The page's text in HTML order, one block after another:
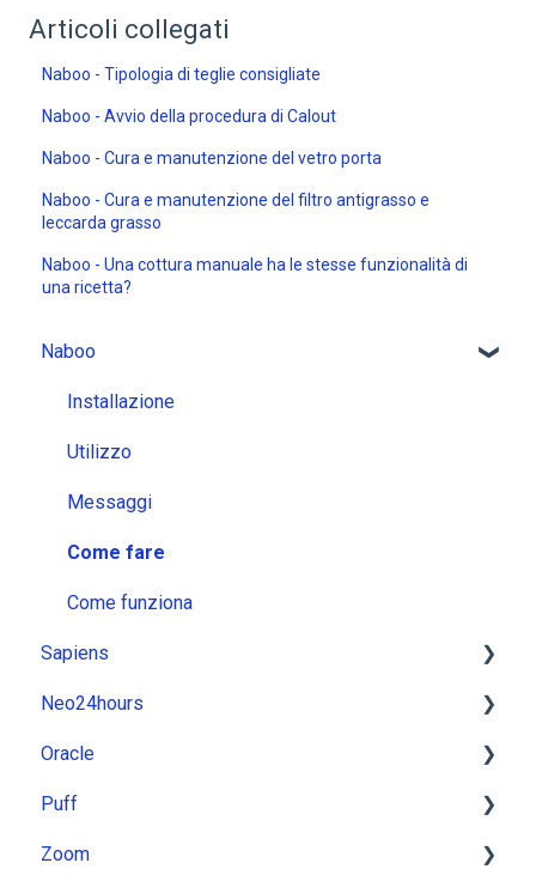
Articoli collegati
Naboo - Tipologia di teglie consigliate
Naboo - Avvio della procedura di Calout
Naboo - Cura e manutenzione del vetro porta
Naboo - Cura e manutenzione del filtro antigrasso e
leccarda grasso
Naboo - Una cottura manuale ha le stesse funzionalità di
una ricetta?
Naboo
Installazione
Utilizzo
Messaggi
Come fare
Come funziona
Sapiens
Installazione
Utilizzo
Messaggi
Come fare
Neo24hours
Installazione
Utilizzo
Messaggi
Oracle
Installazione
Utilizzo
Puff
Installazione
Zoom